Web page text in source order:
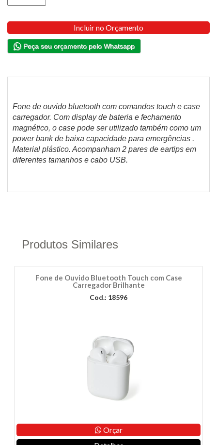
Incluir no Orçamento
Peça seu orçamento pelo Whatsapp
Fone de ouvido bluetooth com comandos touch e case
carregador. Com display de bateria e fechamento
magnético, o case pode ser utilizado também como um
power bank de baixa capacidade para emergências .
Material plástico. Acompanham 2 pares de eartips em
diferentes tamanhos e cabo USB.
Produtos Similares
Fone de Ouvido Bluetooth Touch com Case
Carregador Brilhante
Cod.: 18596
Orçar